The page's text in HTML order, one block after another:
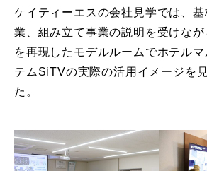
ケイティーエスの会社見学では、
業、組み立て事業の説明を受けな
を再現したモデルルームでホテル
テムSiTVの実際の活用イメージを
た。